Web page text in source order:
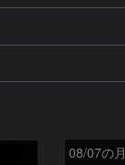
08/07の月